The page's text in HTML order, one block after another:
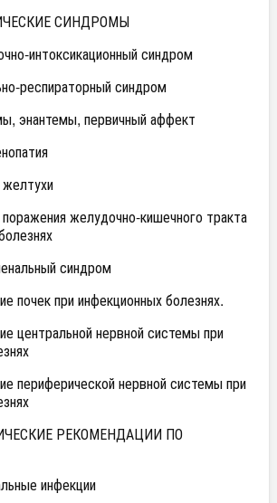
СИНДРОМЫ
интоксикационный синдром
респираторный синдром
энантемы, первичный аффект
желудочно-кишечного тракта
синдром
почек при инфекционных болезнях.
центральной нервной системы при
периферической нервной системы при
РЕКОМЕНДАЦИИ ПО
инфекции